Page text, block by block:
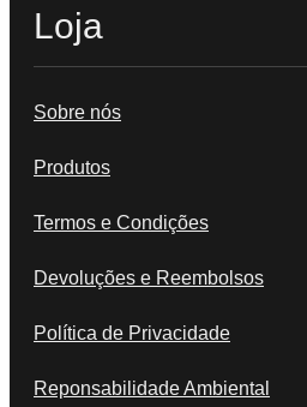
Loja
Sobre nós
Produtos
Termos e Condições
Devoluções e Reembolsos
Política de Privacidade
Reponsabilidade Ambiental